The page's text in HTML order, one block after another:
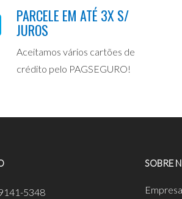
PARCELE EM ATÉ 3X S/
JUROS
Aceitamos vários cartões de
crédito pelo PAGSEGURO!
5348
SOBRE